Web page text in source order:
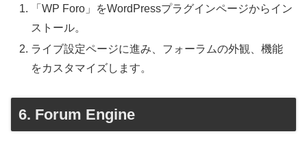
「WP Foro」をWordPressプラグインページからイン
ストール。
ライブ設定ページに進み、フォーラムの外観、機能
をカスタマイズします。
6. Forum Engine